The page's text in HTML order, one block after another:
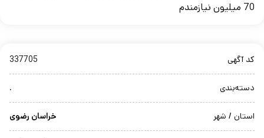
70 میلیون نیازمندم
کد آگهی 337705
دسته‌بندی .
استان / شهر خراسان رضوی